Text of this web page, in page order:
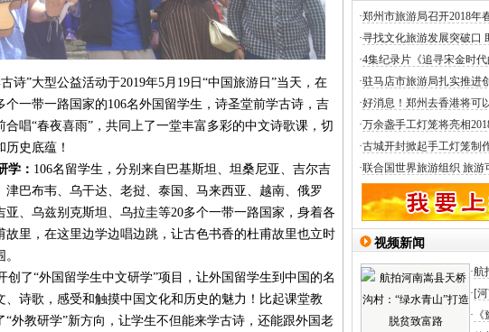
”大型公益活动于2019年5月19日“中国旅游日”当天，在
一带一路国家的106名外国留学生，诗圣堂前学古诗，吉
唱“春夜喜雨”，共同上了一堂丰富多彩的中文诗歌课，切
史底蕴！
学： 106名留学生，分别来自巴基斯坦、坦桑尼亚、吉尔吉
巴布韦、乌干达、老挝、泰国、马来西亚、越南、俄罗
、乌兹别克斯坦、乌拉圭等20多个一带一路国家，身着各
故里，在这里边学边唱边跳，让古色书香的杜甫故里也立时
了“外国留学生中文研学”项目，让外国留学生到中国的名
、诗歌，感受和触摸中国文化和历史的魅力！比起课堂教
外教研学”新方向，让学生不但能来学古诗，还能跟外国老
·郑州市旅游局召开2018年
·寻找文化旅游发展突破口
·4集纪录片《追寻宋金时
·驻马店市旅游局扎实推进
·好消息！郑州去香港将可
·万余盏手工灯笼将亮相
·古城开封掀起手工灯笼制
·联合国世界旅游组织 旅游
视频新闻
·航
·[
·